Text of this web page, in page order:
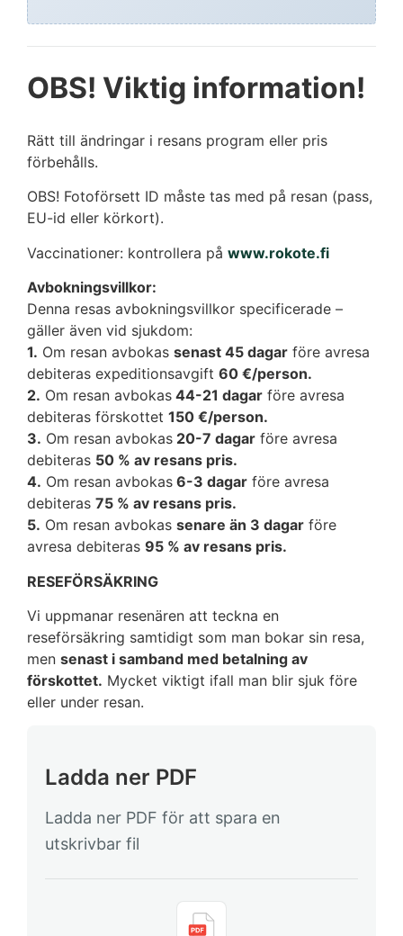
OBS! Viktig information!
Rätt till ändringar i resans program eller pris
förbehålls.
OBS! Fotoförsett ID måste tas med på resan (pass,
EU-id eller körkort).
Vaccinationer: kontrollera på www.rokote.fi
Avbokningsvillkor:
Denna resas avbokningsvillkor specificerade –
gäller även vid sjukdom:
1. Om resan avbokas senast 45 dagar före avresa
debiteras expeditionsavgift 60 €/person.
2. Om resan avbokas 44-21 dagar före avresa
debiteras förskottet 150 €/person.
3. Om resan avbokas 20-7 dagar före avresa
debiteras 50 % av resans pris.
4. Om resan avbokas 6-3 dagar före avresa
debiteras 75 % av resans pris.
5. Om resan avbokas senare än 3 dagar före
avresa debiteras 95 % av resans pris.
RESEFÖRSÄKRING
Vi uppmanar resenären att teckna en
reseförsäkring samtidigt som man bokar sin resa,
men senast i samband med betalning av
förskottet. Mycket viktigt ifall man blir sjuk före
eller under resan.
Ladda ner PDF
Ladda ner PDF för att spara en
utskrivbar fil